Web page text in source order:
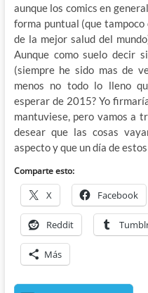
aunque los comics en
forma puntual (que
de la mejor salud del
Aunque como suelo decir
(siempre he sido mas de
menos no todo lo lleno
esperar de 2015? Yo
mantuviese, pero vamos a
desear que las cosas
aspecto y que un día de
Comparte esto:
X Facebook
Reddit
Más